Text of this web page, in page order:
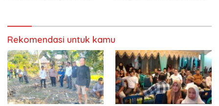
Rekomendasi untuk kamu